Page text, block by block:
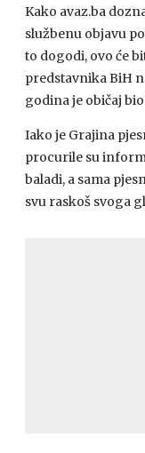
Kako avaz.ba
službenu objavu
to dogodi, ovo će
predstavnika BiH
godina je običaj
Iako je Grajina
procurile su
baladi, a sama
svu raskoš svoga